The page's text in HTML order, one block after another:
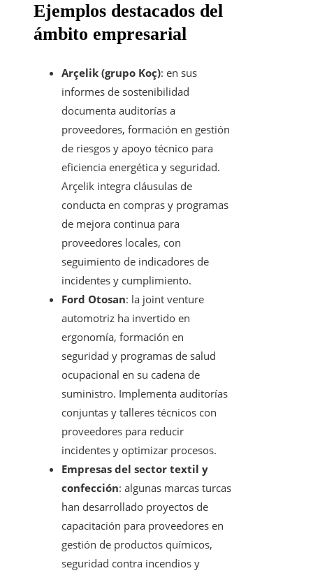
Ejemplos destacados del
ámbito empresarial
Arçelik (grupo Koç): en sus
informes de sostenibilidad
documenta auditorías a
proveedores, formación en gestión
de riesgos y apoyo técnico para
eficiencia energética y seguridad.
Arçelik integra cláusulas de
conducta en compras y programas
de mejora continua para
proveedores locales, con
seguimiento de indicadores de
incidentes y cumplimiento.
Ford Otosan: la joint venture
automotriz ha invertido en
ergonomía, formación en
seguridad y programas de salud
ocupacional en su cadena de
suministro. Implementa auditorías
conjuntas y talleres técnicos con
proveedores para reducir
incidentes y optimizar procesos.
Empresas del sector textil y
confección: algunas marcas turcas
han desarrollado proyectos de
capacitación para proveedores en
gestión de productos químicos,
seguridad contra incendios y